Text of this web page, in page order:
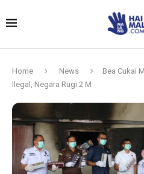
Home News
Bea Cukai
Ilegal, Negara Rugi 2 M